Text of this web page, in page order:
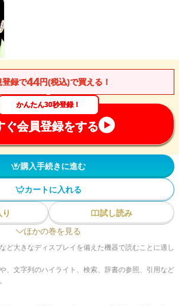
登録で44円(税込)で買える！
かんたん30秒登録！
ぐ会員登録をする
購入手続きに進む
カートに入れる
試し読み
ほかの巻を見る
ど大きなディスプレイを備えた機器で読むことに適し
、文字列のハイライト、検索、辞書の参照、引用など